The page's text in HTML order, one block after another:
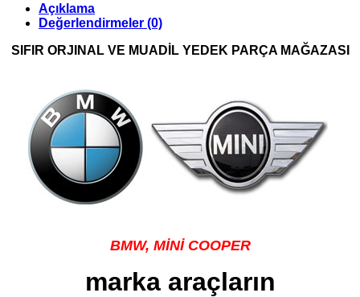
Açıklama
Değerlendirmeler (0)
SIFIR ORJINAL VE MUADİL YEDEK PARÇA MAĞAZASI
BMW, MİNİ COOPER
marka araçların